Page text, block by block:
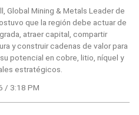
Global Mining & Metals Leader de
que la región debe actuar de
atraer capital, compartir
y construir cadenas de valor para
potencial en cobre, litio, níquel y
estratégicos.
/ 3:18 PM